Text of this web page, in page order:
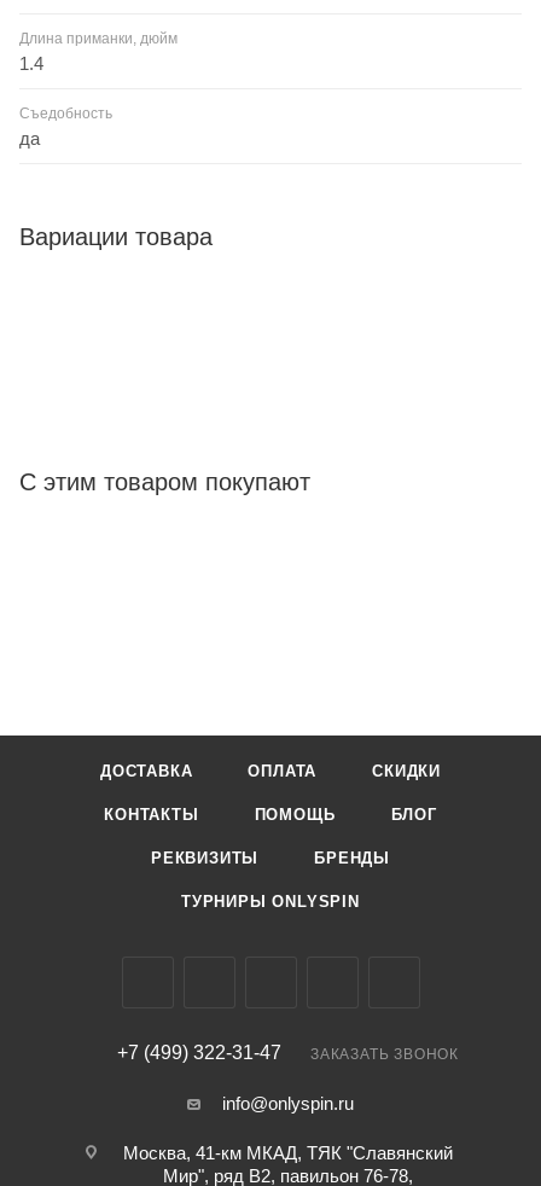
Длина приманки, дюйм
1.4
Съедобность
да
Вариации товара
С этим товаром покупают
ДОСТАВКА ОПЛАТА СКИДКИ
КОНТАКТЫ ПОМОЩЬ БЛОГ
РЕКВИЗИТЫ БРЕНДЫ
ТУРНИРЫ ONLYSPIN
+7 (499) 322-31-47 ЗАКАЗАТЬ ЗВОНОК
info@onlyspin.ru
Москва, 41-км МКАД, ТЯК "Славянский
Мир", ряд В2, павильон 76-78,